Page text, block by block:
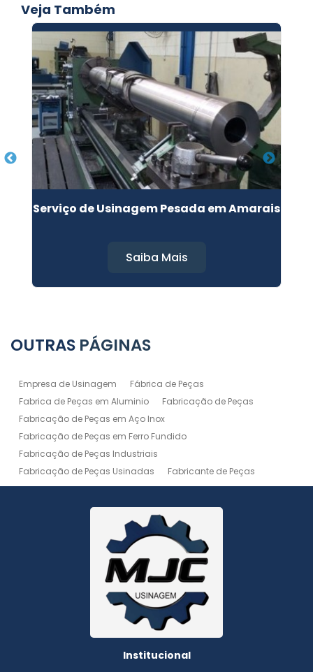
Veja Também
Serviço de Usinagem Pesada em Amarais
Saiba Mais
OUTRAS PÁGINAS
Empresa de Usinagem
Fábrica de Peças
Fabrica de Peças em Aluminio
Fabricação de Peças
Fabricação de Peças em Aço Inox
Fabricação de Peças em Ferro Fundido
Fabricação de Peças Industriais
Fabricação de Peças Usinadas
Fabricante de Peças
Fabricante de Peças de Máquinas
Manutenção de Máquina
Peças Usinadas
Serviço de Soldagem
Serviço de Usinagem
Serviço de Usinagem Pesada
Serviços de Usinagem CNC
Serviços de Usinagem de Peças
Serviços de Usinagem Tornearia e Solda
Usinagem
Usinagem Aluminio
Usinagem de Alta Precisão
Usinagem de Alumínio
Institucional